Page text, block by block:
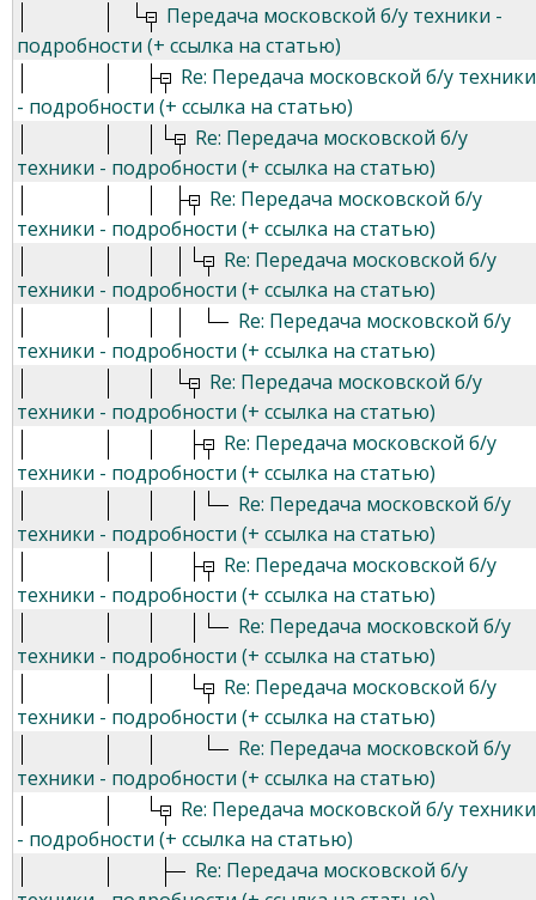
Передача московской б/у техники -
подробности (+ ссылка на статью)
Re: Передача московской б/у техники
- подробности (+ ссылка на статью)
Re: Передача московской б/у
техники - подробности (+ ссылка на статью)
Re: Передача московской б/у
техники - подробности (+ ссылка на статью)
Re: Передача московской б/у
техники - подробности (+ ссылка на статью)
Re: Передача московской б/у
техники - подробности (+ ссылка на статью)
Re: Передача московской б/у
техники - подробности (+ ссылка на статью)
Re: Передача московской б/у
техники - подробности (+ ссылка на статью)
Re: Передача московской б/у
техники - подробности (+ ссылка на статью)
Re: Передача московской б/у
техники - подробности (+ ссылка на статью)
Re: Передача московской б/у
техники - подробности (+ ссылка на статью)
Re: Передача московской б/у
техники - подробности (+ ссылка на статью)
Re: Передача московской б/у
техники - подробности (+ ссылка на статью)
Re: Передача московской б/у техники
- подробности (+ ссылка на статью)
Re: Передача московской б/у